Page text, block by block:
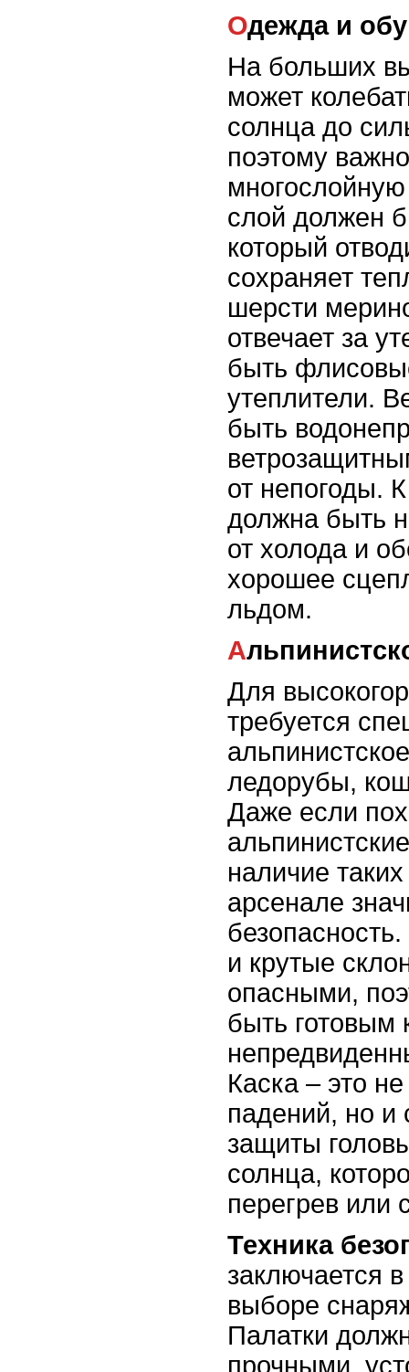
Одежда и
На больших
может
солнца до
поэтому
слой должен
который
сохраняет
шерсти
отвечает за
быть
утеплители.
быть
от непогоды.
должна быть
от холода и
хорошее
льдом.
Для
требуется
ледорубы,
Даже если
наличие
арсенале
и крутые
опасными,
быть
Каска – это
падений, но и
защиты
солнца,
перегрев или
Техника
заключается
выборе
Палатки
прочными,